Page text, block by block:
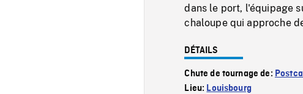
dans le port, l'équipage
chaloupe qui approche
DÉTAILS
Chute de tournage de:
Lieu: Louisbourg